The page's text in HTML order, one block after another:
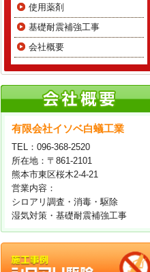
使用薬剤
基礎耐震補強工事
会社概要
有限会社イソベ白蟻工業
TEL：096-368-2520
所在地：〒861-2101
熊本市東区桜木2-4-21
営業内容：
シロアリ調査・消毒・駆除
湿気対策・基礎耐震補強工事